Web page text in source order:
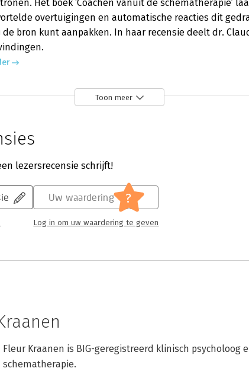
Het boek ‘Coachen vanuit de schematherapie’
overtuigingen en automatische reacties dit
de bron kunt aanpakken. In haar recensie deelt dr.
vanuit schematherapie - ‘Praktisch en
‘Coachen vanuit schematherapie’ combineert
te doorbreken en blijvende verandering te realiseren.
coaching en therapie. In haar recensie gaat prof.
Toon meer
lezersrecensie schrijft!
Uw waardering ?
Log in om uw waardering te geven
Fleur Kraanen is BIG-geregistreerd klinisch psycholoog
schematherapie.